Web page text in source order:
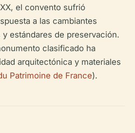
el convento sufrió
a las cambiantes
estándares de preservación.
clasificado ha
arquitectónica y materiales
Patrimoine de France).